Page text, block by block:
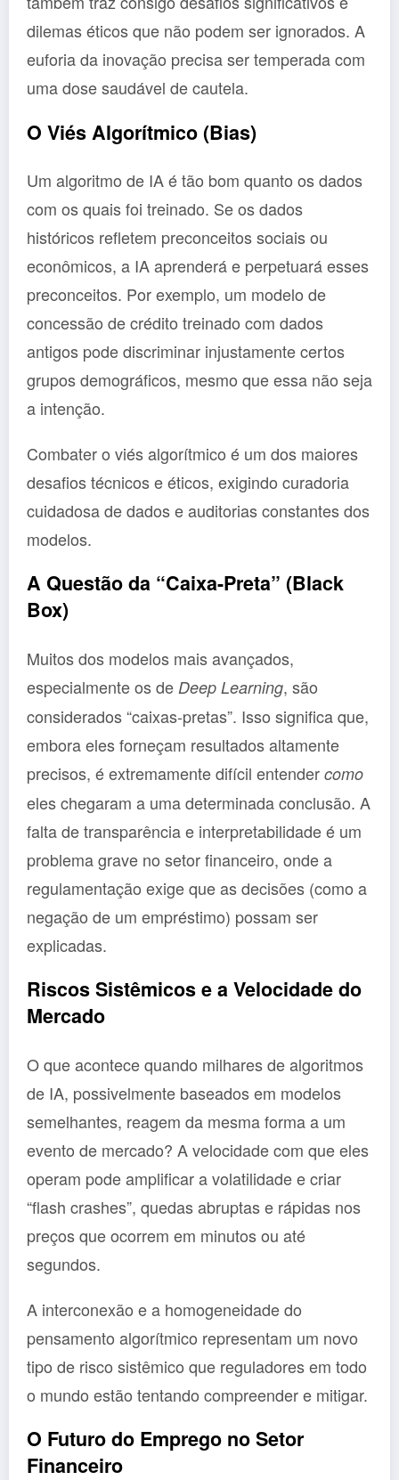
dilemas éticos que não podem ser ignorados. A
euforia da inovação precisa ser temperada com
uma dose saudável de cautela.
O Viés Algorítmico (Bias)
Um algoritmo de IA é tão bom quanto os dados
com os quais foi treinado. Se os dados
históricos refletem preconceitos sociais ou
econômicos, a IA aprenderá e perpetuará esses
preconceitos. Por exemplo, um modelo de
concessão de crédito treinado com dados
antigos pode discriminar injustamente certos
grupos demográficos, mesmo que essa não seja
a intenção.
Combater o viés algorítmico é um dos maiores
desafios técnicos e éticos, exigindo curadoria
cuidadosa de dados e auditorias constantes dos
modelos.
A Questão da “Caixa-Preta” (Black
Box)
Muitos dos modelos mais avançados,
especialmente os de Deep Learning, são
considerados “caixas-pretas”. Isso significa que,
embora eles forneçam resultados altamente
precisos, é extremamente difícil entender como
eles chegaram a uma determinada conclusão. A
falta de transparência e interpretabilidade é um
problema grave no setor financeiro, onde a
regulamentação exige que as decisões (como a
negação de um empréstimo) possam ser
explicadas.
Riscos Sistêmicos e a Velocidade do
Mercado
O que acontece quando milhares de algoritmos
de IA, possivelmente baseados em modelos
semelhantes, reagem da mesma forma a um
evento de mercado? A velocidade com que eles
operam pode amplificar a volatilidade e criar
“flash crashes”, quedas abruptas e rápidas nos
preços que ocorrem em minutos ou até
segundos.
A interconexão e a homogeneidade do
pensamento algorítmico representam um novo
tipo de risco sistêmico que reguladores em todo
o mundo estão tentando compreender e mitigar.
O Futuro do Emprego no Setor
Financeiro